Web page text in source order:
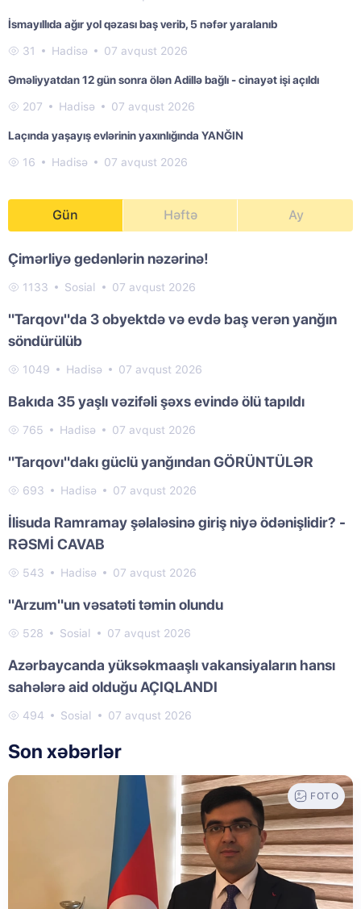
İsmayıllıda ağır yol qəzası baş verib, 5 nəfər yaralanıb
31 Hadisə 07 avqust 2026
Əməliyyatdan 12 gün sonra ölən Adillə bağlı - cinayət işi açıldı
207 Hadisə 07 avqust 2026
Laçında yaşayış evlərinin yaxınlığında YANĞIN
16 Hadisə 07 avqust 2026
Gün Həftə Ay
Çimərliyə gedənlərin nəzərinə!
1133 Sosial 07 avqust 2026
"Tarqovı"da 3 obyektdə və evdə baş verən yanğın
söndürülüb
1049 Hadisə 07 avqust 2026
Bakıda 35 yaşlı vəzifəli şəxs evində ölü tapıldı
765 Hadisə 07 avqust 2026
"Tarqovı"dakı güclü yanğından GÖRÜNTÜLƏR
693 Hadisə 07 avqust 2026
İlisuda Ramramay şəlaləsinə giriş niyə ödənişlidir? -
RƏSMİ CAVAB
543 Hadisə 07 avqust 2026
"Arzum"un vəsatəti təmin olundu
528 Sosial 07 avqust 2026
Azərbaycanda yüksəkmaaşlı vakansiyaların hansı
sahələrə aid olduğu AÇIQLANDI
494 Sosial 07 avqust 2026
Son xəbərlər
FOTO